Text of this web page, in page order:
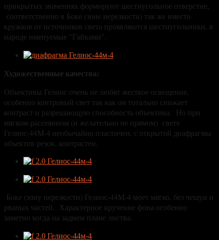
прикрытых значениях формируют шестиугольное отверстие,
соответственно в Боке (зоне нерезкости) так же вместо
кружков от источников света проявляются шестиугольники, в
народе именуемые "Гайками".
Художественные качества:
Объективы Гелиос очень не любят жесткое освещение,
особенно контровый свет так как он тотально снижает
контраст и разрешающую способность объектива. Но при
мягком-рассеянном (и желательно не прямом) свете
Гелиос-44М-4 необычайно пластичен, с открытой диафрагмы
объектив резок, контрастен.
Боке (зону нерезкости) Гелиос-44М-4 моет мягко, без чешуи и
рваных частей. Характерное кручение фона особенно
заметно когда на заднем плане листва.